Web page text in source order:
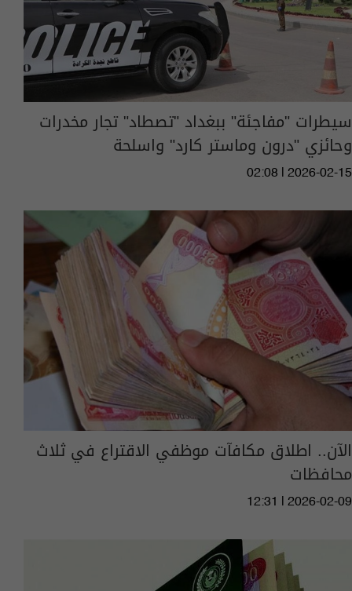
سيطرات "مفاجئة" ببغداد "تصطاد" تجار مخدرات
وحائزي "درون وماستر كارد" واسلحة
02:08 | 2026-02-15
الآن.. اطلاق مكافآت موظفي الاقتراع في ثلاث
محافظات
12:31 | 2026-02-09